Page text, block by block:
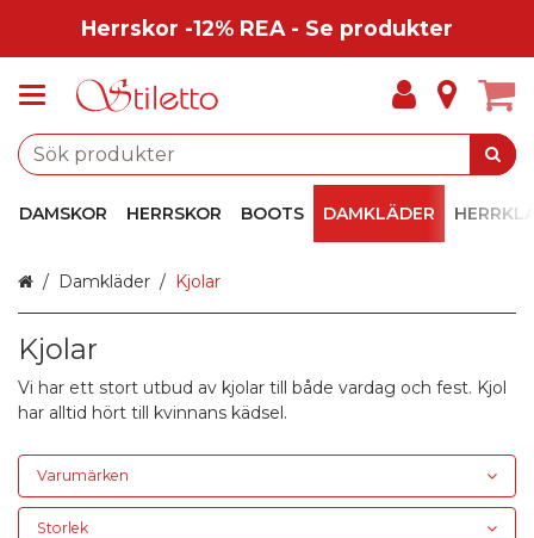
Herrskor -12% REA - Se produkter
DAMSKOR HERRSKOR BOOTS DAMKLÄDER
HemDamkläder Kjolar
Kjolar
Vi har ett stort utbud av kjolar till både vardag och fest. Kjol
har alltid hört till kvinnans kädsel.
Varumärken
Storlek